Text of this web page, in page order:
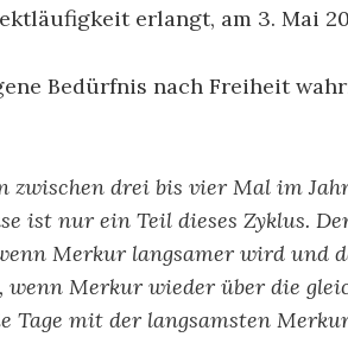
erlangt, am 3. Mai
Bedürfnis nach Freiheit
zwischen drei bis vier Mal im
ist nur ein Teil dieses Zyklus.
Merkur langsamer wird und
wenn Merkur wieder über die
Tage mit der langsamsten